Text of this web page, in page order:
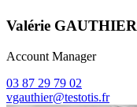
Valérie GAUTHIER
Account Manager
03 87 29 79 02
vgauthier@testotis.fr